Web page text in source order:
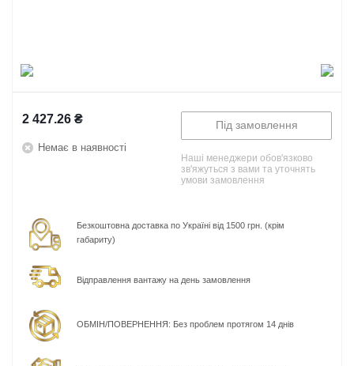
2 427.26 ₴
Немає в наявності
Під замовлення
Наші менеджери обов'язково
зв'яжуться з вами та уточнять
умови замовлення
Безкоштовна доставка по Україні від 1500 грн. (крім
габариту)
Відправлення вантажу на день замовлення
ОБМІН/ПОВЕРНЕННЯ: Без проблем протягом 14 днів